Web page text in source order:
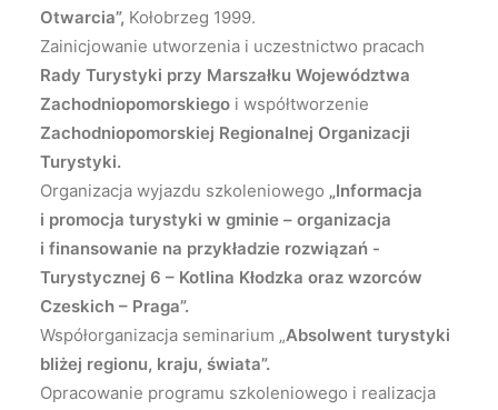
Otwarcia”, Kołobrzeg 1999.
Zainicjowanie utworzenia i uczestnictwo pracach
Rady Turystyki przy Marszałku Województwa
Zachodniopomorskiego i współtworzenie
Zachodniopomorskiej Regionalnej Organizacji
Turystyki.
Organizacja wyjazdu szkoleniowego „Informacja
i promocja turystyki w gminie – organizacja
i finansowanie na przykładzie rozwiązań -
Turystycznej 6 – Kotlina Kłodzka oraz wzorców
Czeskich – Praga”.
Współorganizacja seminarium „Absolwent turystyki
bliżej regionu, kraju, świata”.
Opracowanie programu szkoleniowego i realizacja